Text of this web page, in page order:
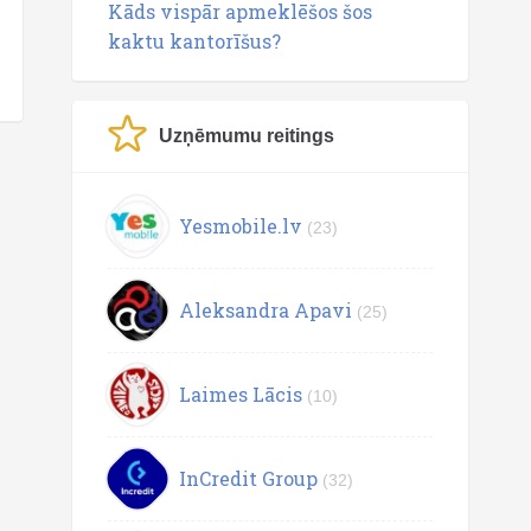
Kāds vispār apmeklēšos šos
kaktu kantorīšus?
Uzņēmumu reitings
Yesmobile.lv (23)
Aleksandra Apavi (25)
Laimes Lācis (10)
InCredit Group (32)